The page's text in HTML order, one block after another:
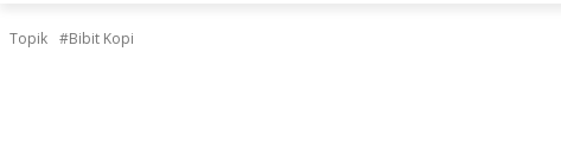
Topik #Bibit Kopi